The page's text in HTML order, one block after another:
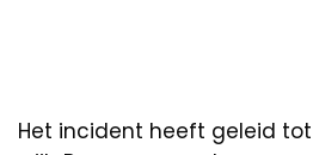
Het incident heeft geleid